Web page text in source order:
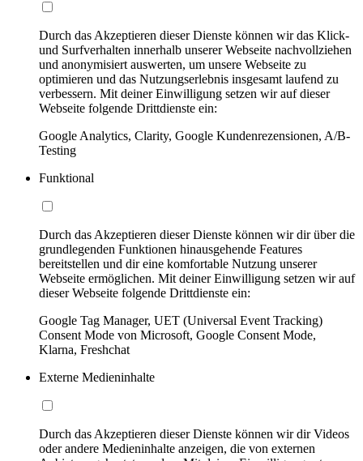
Durch das Akzeptieren dieser Dienste können wir das Klick-
und Surfverhalten innerhalb unserer Webseite nachvollziehen
und anonymisiert auswerten, um unsere Webseite zu
optimieren und das Nutzungserlebnis insgesamt laufend zu
verbessern. Mit deiner Einwilligung setzen wir auf dieser
Webseite folgende Drittdienste ein:
Google Analytics, Clarity, Google Kundenrezensionen, A/B-
Testing
Funktional
Durch das Akzeptieren dieser Dienste können wir dir über die
grundlegenden Funktionen hinausgehende Features
bereitstellen und dir eine komfortable Nutzung unserer
Webseite ermöglichen. Mit deiner Einwilligung setzen wir auf
dieser Webseite folgende Drittdienste ein:
Google Tag Manager, UET (Universal Event Tracking)
Consent Mode von Microsoft, Google Consent Mode,
Klarna, Freshchat
Externe Medieninhalte
Durch das Akzeptieren dieser Dienste können wir dir Videos
oder andere Medieninhalte anzeigen, die von externen